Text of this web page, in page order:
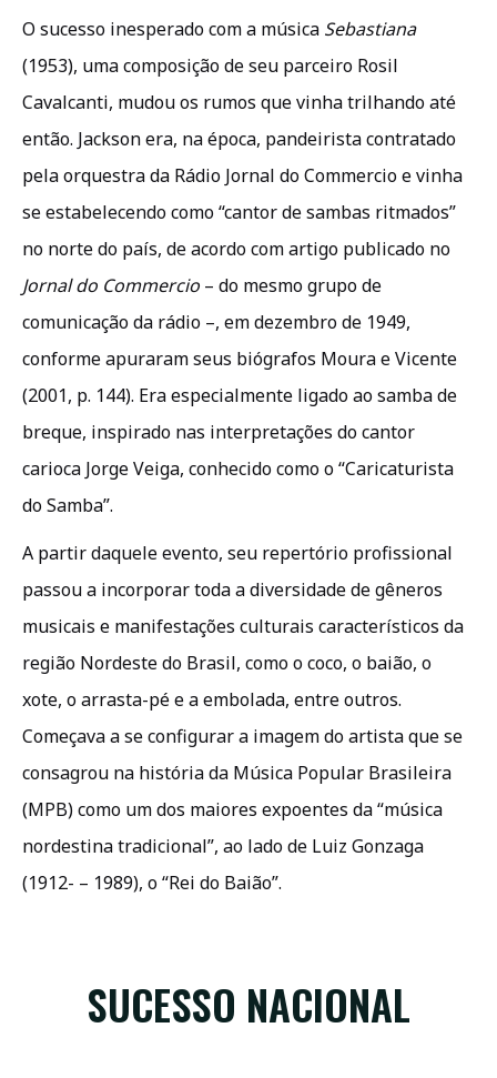
O sucesso inesperado com a música Sebastiana
(1953), uma composição de seu parceiro Rosil
Cavalcanti, mudou os rumos que vinha trilhando até
então. Jackson era, na época, pandeirista contratado
pela orquestra da Rádio Jornal do Commercio e vinha
se estabelecendo como “cantor de sambas ritmados”
no norte do país, de acordo com artigo publicado no
Jornal do Commercio – do mesmo grupo de
comunicação da rádio –, em dezembro de 1949,
conforme apuraram seus biógrafos Moura e Vicente
(2001, p. 144). Era especialmente ligado ao samba de
breque, inspirado nas interpretações do cantor
carioca Jorge Veiga, conhecido como o “Caricaturista
do Samba”.
A partir daquele evento, seu repertório profissional
passou a incorporar toda a diversidade de gêneros
musicais e manifestações culturais característicos da
região Nordeste do Brasil, como o coco, o baião, o
xote, o arrasta-pé e a embolada, entre outros.
Começava a se configurar a imagem do artista que se
consagrou na história da Música Popular Brasileira
(MPB) como um dos maiores expoentes da “música
nordestina tradicional”, ao lado de Luiz Gonzaga
(1912- – 1989), o “Rei do Baião”.
SUCESSO NACIONAL